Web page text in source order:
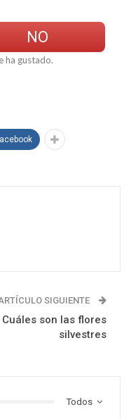
NO
ha gustado.
SIGUIENTE
Cuáles son las flores
silvestres
Todos